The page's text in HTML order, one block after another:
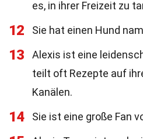
es, in ihrer Freizeit zu
12 Sie hat einen Hund
13
Alexis ist eine
teilt oft Rezepte auf
Kanälen.
14 Sie ist eine große Fan